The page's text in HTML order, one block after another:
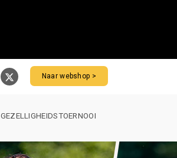
Naar webshop >
GEZELLIGHEIDSTOERNOOI